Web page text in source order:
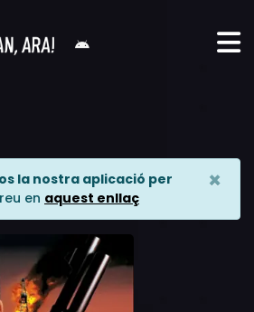
la nostra aplicació per
en aquest enllaç
×